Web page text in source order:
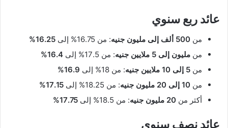
عائد ربع سنوي
من 500 ألف إلى مليون جنيه : من 16.75% إلى
16.25%
من مليون إلى 5 ملايين جنيه : من 17.5% إلى
16.4%
من 5 إلى 10 ملايين جنيه : من 18% إلى
16.9%
من 10 إلى 20 مليون جنيه : من 18.25% إلى
17.15%
أكثر من 20 مليون جنيه : من 18.5% إلى 17.75%
عائد نصف سنوي